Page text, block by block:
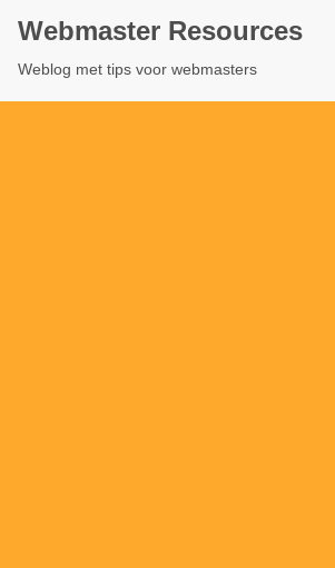
Webmaster Resources
Weblog met tips voor webmasters